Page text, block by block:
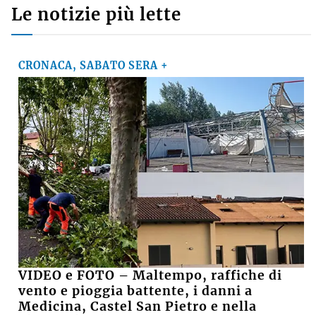
Le notizie più lette
CRONACA, SABATO SERA +
VIDEO e FOTO – Maltempo, raffiche di
vento e pioggia battente, i danni a
Medicina, Castel San Pietro e nella